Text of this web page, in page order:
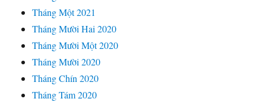
Tháng Một 2021
Tháng Mười Hai 2020
Tháng Mười Một 2020
Tháng Mười 2020
Tháng Chín 2020
Tháng Tám 2020